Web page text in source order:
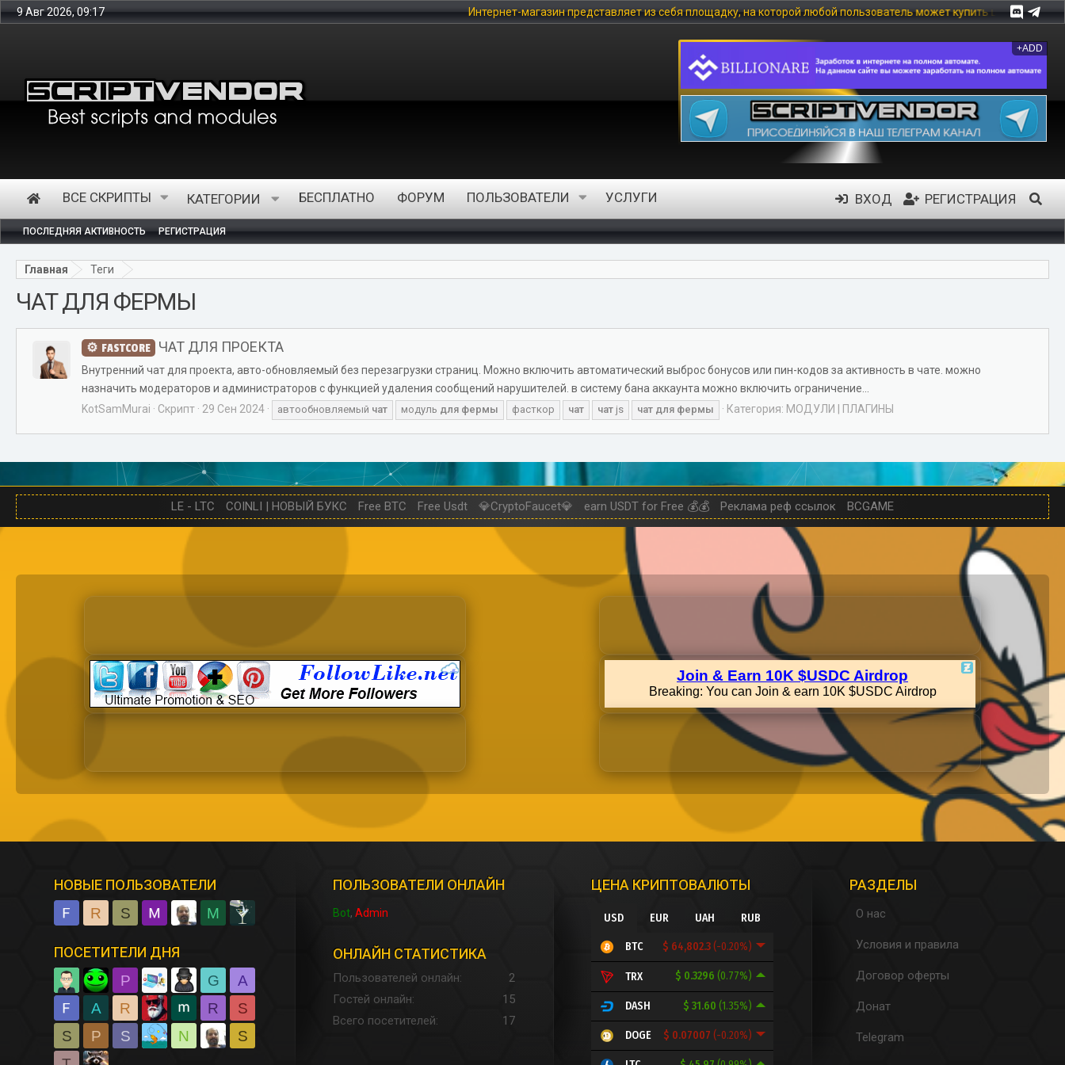
9 Авг 2026, 09:17 Интернет-магазин представляет из себя площадку, на которой любой пользователь может купить цифровой товар, в
+ADD
ВСЕ СКРИПТЫ КАТЕГОРИИ БЕСПЛАТНО ФОРУМ ПОЛЬЗОВАТЕЛИ УСЛУГИ ВХОД РЕГИСТРАЦИЯ
ПОСЛЕДНЯЯ АКТИВНОСТЬ РЕГИСТРАЦИЯ
Главная Теги
ЧАТ ДЛЯ ФЕРМЫ
FASTCORE ЧАТ ДЛЯ ПРОЕКТА
Внутренний чат для проекта, авто-обновляемый без перезагрузки страниц. Можно включить автоматический выброс бонусов или пин-кодов за активность в чате. можно
назначить модераторов и администраторов с функцией удаления сообщений нарушителей. в систему бана аккаунта можно включить ограничение...
KotSamMurai
Скрипт 29 Сен 2024 автообновляемый чат модуль для фермы фасткор чат чат js чат для фермы Категория: МОДУЛИ | ПЛАГИНЫ
LE - LTC COINLI | НОВЫЙ БУКС Free BTC Free Usdt 💎CryptoFaucet💎 earn USDT for Free 💰💰 Реклама реф ссылок BCGAME
НОВЫЕ ПОЛЬЗОВАТЕЛИ
R S M
ПОСЕТИТЕЛИ ДНЯ
P G
A
A
R R
S
S
P S N
S
ПОЛЬЗОВАТЕЛИ ОНЛАЙН
Bot Admin
ОНЛАЙН СТАТИСТИКА
Пользователей онлайн
2
Гостей онлайн
15
Всего посетителей
17
ЦЕНА КРИПТОВАЛЮТЫ
USD EUR UAH RUB
$ 64,802.3(-0.20%)
BTC
$ 0.3296(0.77%)
TRX
$ 31.60(1.35%)
DASH
$ 0.07007(-0.20%)
DOGE
РАЗДЕЛЫ
О нас
Условия и правила
Договор оферты
Донат
Telegram